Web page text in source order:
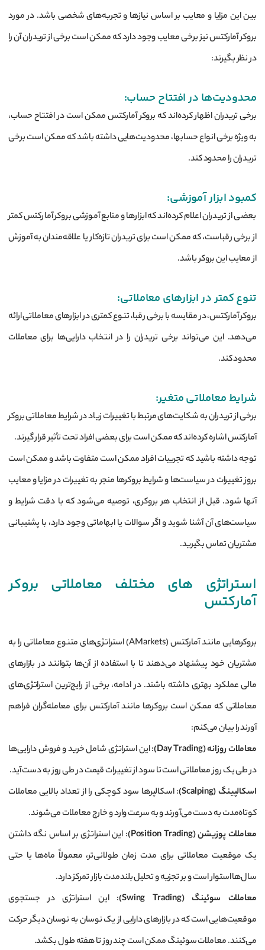
بین این مزایا و معایب بر اساس نیازها و تجربه‌های شخصی باشد. در مورد
بروکر آمارکتس نیز برخی معایب وجود دارد که ممکن است برخی از تریدران آن را
در نظر بگیرند:
محدودیت‌ها در افتتاح حساب:
برخی تریدران اظهار کرده‌اند که بروکر آمارکتس ممکن است در افتتاح حساب،
به ویژه برخی انواع حسابها، محدودیت‌هایی داشته باشد که ممکن است برخی
تریدران را محدود کند.
کمبود ابزار آموزشی:
بعضی از تریدران اعلام کرده‌اند که ابزارها و منابع آموزشی بروکر آمارکتس کمتر
از برخی رقباست، که ممکن است برای تریدران تازه‌کار یا علاقه‌مندان به آموزش
از معایب این بروکر باشد.
تنوع کمتر در ابزارهای معاملاتی:
بروکر آمارکتس، در مقایسه با برخی رقبا، تنوع کمتری در ابزارهای معاملاتی ارائه
می‌دهد. این می‌تواند برخی تریدران را در انتخاب دارایی‌ها برای معاملات
محدود کند.
شرایط معاملاتی متغیر:
برخی از تریدران به شکایت‌های مرتبط با تغییرات زیاد در شرایط معاملاتی بروکر
آمارکتس اشاره کرده‌اند که ممکن است برای بعضی افراد تحت تأثیر قرار گیرند.
توجه داشته باشید که تجربیات افراد ممکن است متفاوت باشد و ممکن است
بروز تغییرات در سیاست‌ها و شرایط بروکرها منجر به تغییرات در مزایا و معایب
آنها شود. قبل از انتخاب هر بروکری، توصیه می‌شود که با دقت شرایط و
سیاست‌های آن آشنا شوید و اگر سوالات یا ابهاماتی وجود دارد، با پشتیبانی
مشتریان تماس بگیرید.
استراتژی های مختلف معاملاتی بروکر
آمارکتس
بروکرهایی مانند آمارکتس (AMarkets) استراتژی‌های متنوع معاملاتی را به
مشتریان خود پیشنهاد می‌دهند تا با استفاده از آن‌ها بتوانند در بازارهای
مالی عملکرد بهتری داشته باشند. در ادامه، برخی از رایج‌ترین استراتژی‌های
معاملاتی که ممکن است بروکرها مانند آمارکتس برای معامله‌گران فراهم
آورند را بیان می‌کنم:
معاملات روزانه(Day Trading)
: این استراتژی شامل خرید و فروش دارایی‌ها
در طی یک روز معاملاتی است تا سود از تغییرات قیمت در طی روز به دست آید.
اسکالپینگ(Scalping)
: اسکالپرها سود کوچکی را از تعداد بالایی معاملات
کوتاه‌مدت به دست می‌آورند و به سرعت وارد و خارج معاملات می‌شوند.
معاملات پوزیشن(Position Trading)
: این استراتژی بر اساس نگه داشتن
یک موقعیت معاملاتی برای مدت زمان طولانی‌تر، معمولاً ماه‌ها یا حتی
سال‌ها استوار است و بر تجزیه و تحلیل بلندمدت بازار تمرکز دارد.
معاملات سوئینگ (Swing Trading)
: این استراتژی در جستجوی
موقعیت‌هایی است که در بازارهای دارایی از یک نوسان به نوسان دیگر حرکت
می‌کنند. معاملات سوئینگ ممکن است چند روز تا هفته طول بکشد.